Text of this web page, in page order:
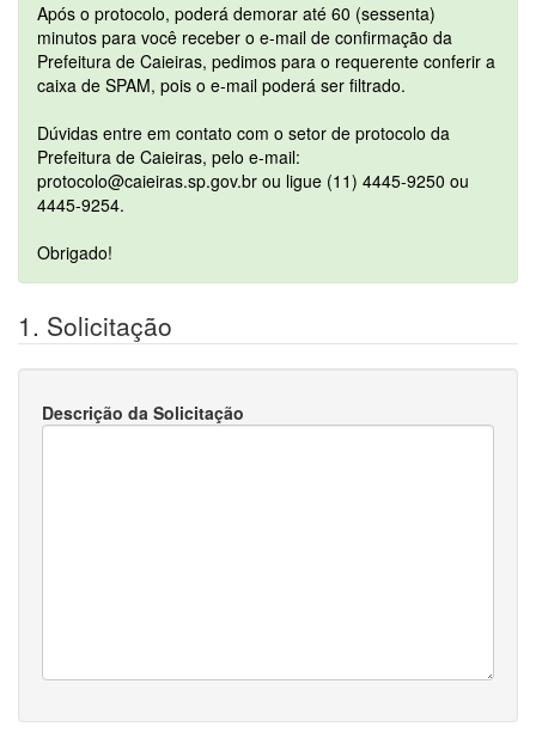
Após o protocolo, poderá demorar até 60 (sessenta)
minutos para você receber o e-mail de confirmação da
Prefeitura de Caieiras, pedimos para o requerente conferir a
caixa de SPAM, pois o e-mail poderá ser filtrado.
Dúvidas entre em contato com o setor de protocolo da
Prefeitura de Caieiras, pelo e-mail:
protocolo@caieiras.sp.gov.br ou ligue (11) 4445-9250 ou
4445-9254.
Obrigado!
1. Solicitação
Descrição da Solicitação